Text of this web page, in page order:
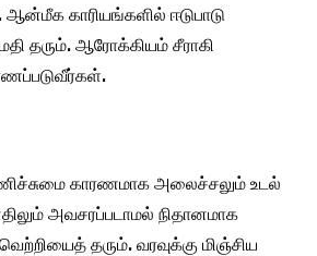
ஆன்மீக காரியங்களில் ஈடுபாடு
தரும். ஆரோக்கியம் சீராகி
காரணமாக அலைச்சலும் உடல்
அவசரப்படாமல் நிதானமாக
தரும். வரவுக்கு மிஞ்சிய